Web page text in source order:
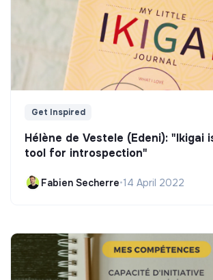
Get Inspired
Hélène de Vestele (Edeni): "Ikigai
tool for introspection"
Fabien Secherre•14 April 2022